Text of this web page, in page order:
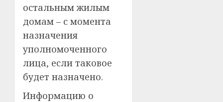
остальным жилым
домам – с момента
назначения
уполномоченного
лица, если таковое
будет назначено.
Информацию о